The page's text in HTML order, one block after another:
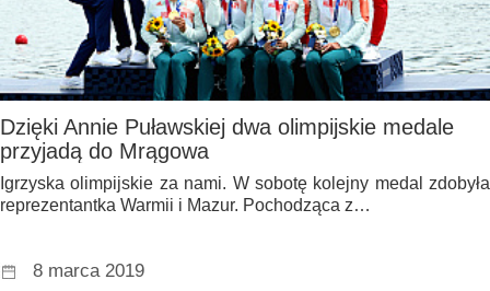
Dzięki Annie Puławskiej dwa olimpijskie medale
przyjadą do Mrągowa
Igrzyska olimpijskie za nami. W sobotę kolejny medal zdobyła
reprezentantka Warmii i Mazur. Pochodząca z…
8 marca 2019